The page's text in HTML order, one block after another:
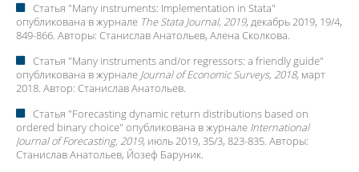
Статья "Many instruments: Implementation in Stata"
опубликована в журнале The Stata Journal, 2019, декабрь 2019, 19/4,
849-866. Авторы: Станислав Анатольев, Алена Сколкова.
Статья "Many instruments and/or regressors: a friendly guide"
опубликована в журнале Journal of Economic Surveys, 2018, март
2018. Автор: Станислав Анатольев.
Статья "Forecasting dynamic return distributions based on
ordered binary choice" опубликована в журнале International
Journal of Forecasting, 2019, июль 2019, 35/3, 823-835. Авторы:
Станислав Анатольев, Йозеф Баруник.